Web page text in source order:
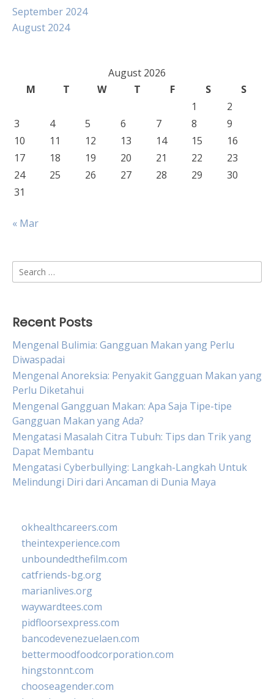
September 2024
August 2024
August 2026
M
T W T F S
S
1
2
3
4 5 6 7 8
9
10
11 12 13 14 15
16
17
18 19 20 21 22
23
24
25 26 27 28 29
30
31
« Mar
Search
for:
Recent Posts
Mengenal Bulimia: Gangguan Makan yang Perlu
Diwaspadai
Mengenal Anoreksia: Penyakit Gangguan Makan yang
Perlu Diketahui
Mengenal Gangguan Makan: Apa Saja Tipe-tipe
Gangguan Makan yang Ada?
Mengatasi Masalah Citra Tubuh: Tips dan Trik yang
Dapat Membantu
Mengatasi Cyberbullying: Langkah-Langkah Untuk
Melindungi Diri dari Ancaman di Dunia Maya
okhealthcareers.com
theintexperience.com
unboundedthefilm.com
catfriends-bg.org
marianlives.org
waywardtees.com
pidfloorsexpress.com
bancodevenezuelaen.com
bettermoodfoodcorporation.com
hingstonnt.com
chooseagender.com